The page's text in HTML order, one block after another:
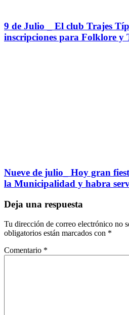
9 de Julio _ El club Trajes
inscripciones para Folklore y
Nueve de julio_ Hoy gran
la Municipalidad y habra
Deja una respuesta
Tu dirección de correo electrónico no
obligatorios están marcados con *
Comentario *